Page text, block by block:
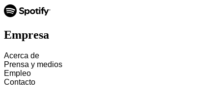
Empresa
Acerca de
Prensa y medios
Empleo
Contacto